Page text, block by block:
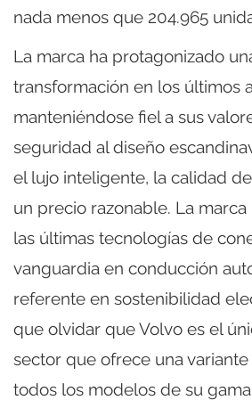
nada menos que 204.965
La marca ha protagonizado
transformación en los últimos
manteniéndose fiel a sus
seguridad al diseño
el lujo inteligente, la calidad
un precio razonable. La
las últimas tecnologías de
vanguardia en conducción
referente en sostenibilidad
que olvidar que Volvo es el
sector que ofrece una
todos los modelos de su